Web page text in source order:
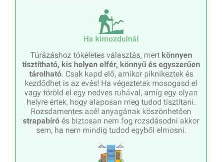
Ha kimozdulnál
Túrázáshoz tökéletes választás, mertkönnyen
tisztítható, kis helyen elfér, könnyű és egyszerűen
tárolható. Csak kapd elő, amikor piknikeztek és
kezdődhet is az evés! Ha végeztetek mosogasd el
vagy töröld el egy nedves ruhával, amíg egy olyan
helyre értek, hogy alaposan meg tudod tisztítani.
Rozsdamentes acél anyagának köszönhetően
strapabíró és biztosan nem fog rozsdásodni akkor
sem, ha nem mindig tudod egyből elmosni.